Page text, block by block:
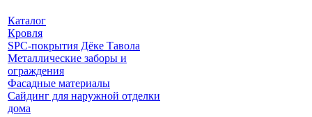
Каталог
Кровля
SPC-покрытия Дёке Тавола
Металлические заборы и
ограждения
Фасадные материалы
Сайдинг для наружной отделки
дома